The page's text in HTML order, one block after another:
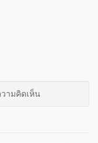
ามคิดเห็น